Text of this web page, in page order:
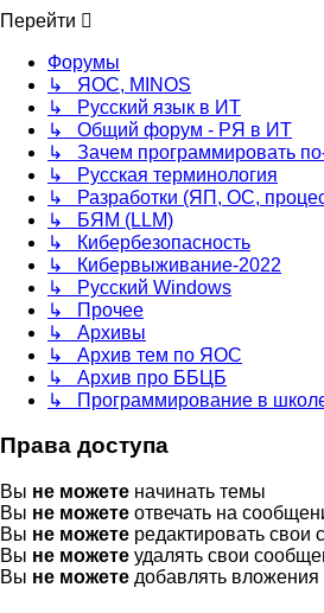
Перейти
Форумы
↳ ЯОС, MINOS
↳ Русский язык в ИТ
↳ Общий форум - РЯ в ИТ
↳ Зачем программировать
↳ Русская терминология
↳ Разработки (ЯП, ОС,
↳ БЯМ (LLM)
↳ Кибербезопасность
↳ Кибервыживание-2022
↳ Русский Windows
↳ Прочее
↳ Архивы
↳ Архив тем по ЯОС
↳ Архив про ББЦБ
↳ Программирование в
Права доступа
Вы не можете начинать темы
Вы не можете отвечать на
Вы не можете редактировать свои
Вы не можете удалять свои
Вы не можете добавлять вложения